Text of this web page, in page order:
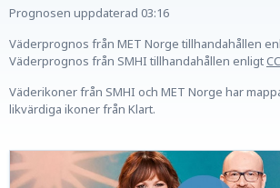
Prognosen uppdaterad 03:16
Väderprognos från MET Norge tillhandahållen
Väderprognos från SMHI tillhandahållen enligt
Väderikoner från SMHI och MET Norge har
likvärdiga ikoner från Klart.